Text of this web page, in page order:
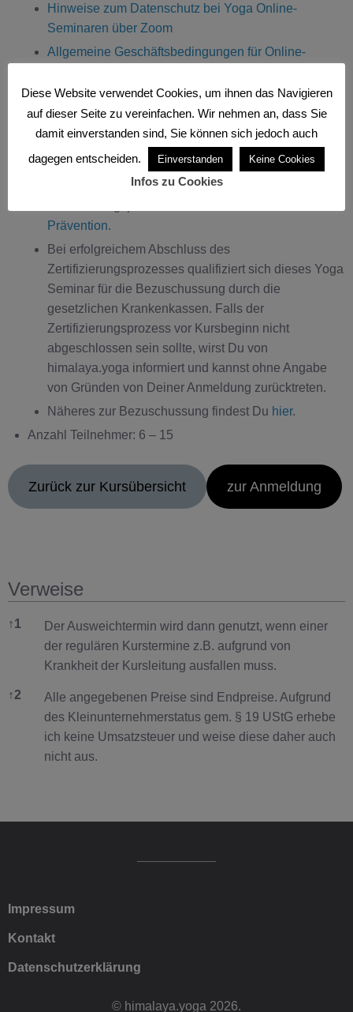
Hinweise zum Datenschutz bei Yoga Online-
Seminaren über Zoom
Allgemeine Geschäftsbedingungen für Online-
Teilnahmevoraussetzungen / Gesundheitserklärung
Technische Voraussetzungen, Infos zur Nutzung von
Zoom
Bezuschussung:
Dieser Kurs befindet sich aktuell im
Prävention.
Bei erfolgreichem Abschluss des
Zertifizierungsprozesses qualifiziert sich dieses Yoga
Seminar für die Bezuschussung durch die
gesetzlichen Krankenkassen. Falls der
Zertifizierungsprozess vor Kursbeginn nicht
abgeschlossen sein sollte, wirst Du von
himalaya.yoga informiert und kannst ohne Angabe
von Gründen von Deiner Anmeldung zurücktreten.
Näheres zur Bezuschussung findest Du hier.
Anzahl Teilnehmer: 6 – 15
Zurück zur Kursübersicht zur Anmeldung
Verweise
Verweise
↑1
Der Ausweichtermin wird dann genutzt, wenn einer
der regulären Kurstermine z.B. aufgrund von
Krankheit der Kursleitung ausfallen muss.
↑2
Alle angegebenen Preise sind Endpreise. Aufgrund
des Kleinunternehmerstatus gem. § 19 UStG erhebe
ich keine Umsatzsteuer und weise diese daher auch
nicht aus.
Impressum
Kontakt
Datenschutzerklärung
© himalaya.yoga 2026.
Diese Website verwendet Cookies, um ihnen das Navigieren
auf dieser Seite zu vereinfachen. Wir nehmen an, dass Sie
damit einverstanden sind, Sie können sich jedoch auch
dagegen entscheiden.
Einverstanden Keine Cookies
Infos zu Cookies